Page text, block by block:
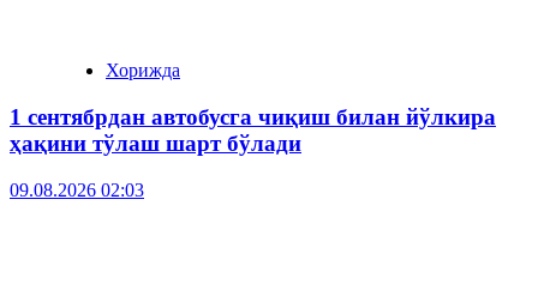
Хорижда
1 сентябрдан автобусга чиқиш билан йўлкира
ҳақини тўлаш шарт бўлади
09.08.2026 02:03